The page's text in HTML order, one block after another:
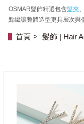
OSMAR髮飾精選包含髮夾、
點綴讓整體造型更具層次與
首頁 髮飾 | Hair